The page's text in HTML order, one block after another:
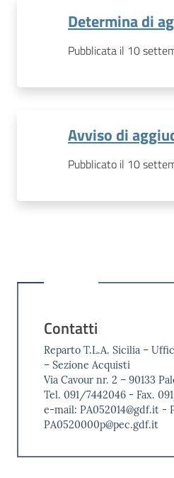
Determina di
Pubblicata il 10
Avviso di
Pubblicato il 10
Contatti
Reparto T.L.A. Sicilia –
– Sezione Acquisti
Via Cavour nr. 2 – 90133
Tel. 091/7442046 - Fax.
e-mail: PA052014@gdf.it -
PA0520000p@pec.gdf.it